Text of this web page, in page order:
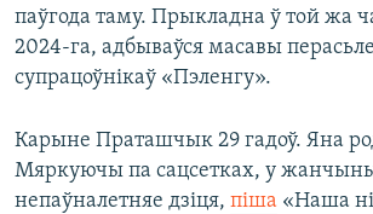
паўгода таму. Прыкладна ў той жа
2024-га, адбываўся масавы
супрацоўнікаў «Пэленгу».
Карыне Праташчык 29 гадоў. Яна
Мяркуючы па сацсетках, у
непаўналетняе дзіця, піша «Наша